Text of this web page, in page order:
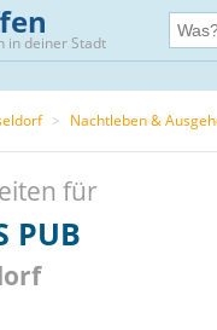
in deiner Stadt
> Nachtleben &
für
PUB